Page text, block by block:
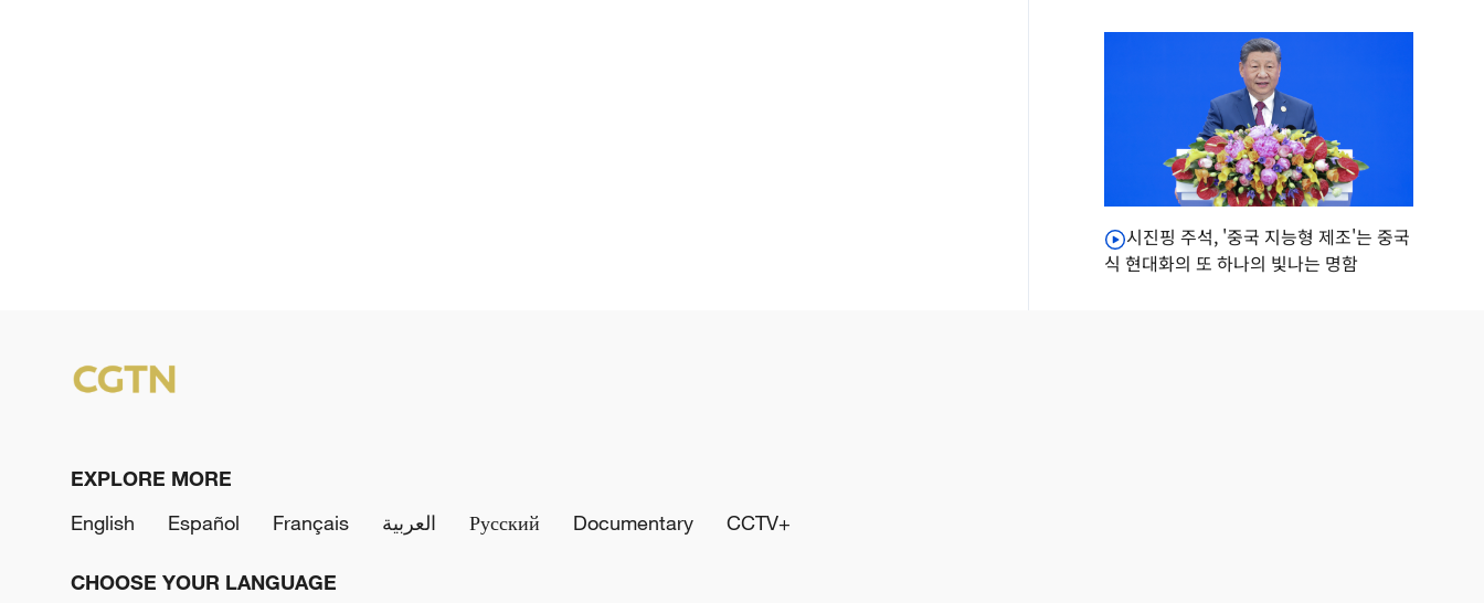
시진핑 주석, '중국 지능형 제조'는 중국
식 현대화의 또 하나의 빛나는 명함
EXPLORE MORE
English
Español Français العربية Русский Documentary CCTV+
CHOOSE YOUR LANGUAGE